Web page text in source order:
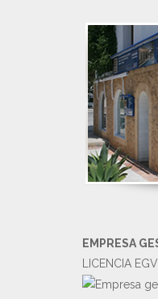
EMPRESA
LICENCIA